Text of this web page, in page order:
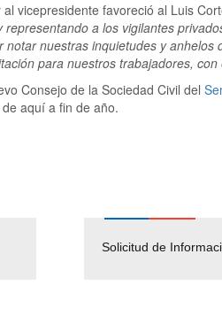
vicepresidente favoreció al Luis
representando a los vigilantes
notar nuestras inquietudes y
para nuestros trabajadores,
Consejo de la Sociedad Civil del
aquí a fin de año.
Solicitud de
Pago Proveedores